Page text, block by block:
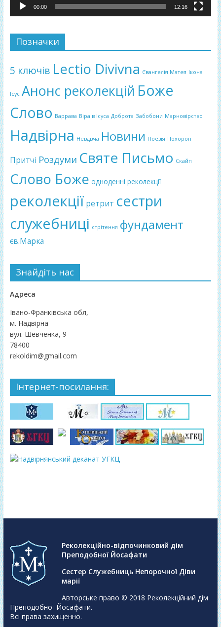
00:00 12:16
Позначки
5 ключів Lectio Divivna Євангелія Матея Ікона
Ісус Анонс реколекцій Боже
Слово Варрава Віра в Ісуса Доброта Забобони Марновірство
Надвірна Невдвча Новини Поезія Похорон
Притчі Роздуми Святе Письмо Скайп
Слово Боже одноденні реколекції
реколекції ретрит сестри
служебниці стрітення фундамент
єв.Марка
Знайдіть нас
Адреса
Івано-Франківська обл,
м. Надвірна
вул. Шевченка, 9
78400
rekoldim@gmail.com
Інтернет-посилання:
Реколекційно-відпочинковий дім
Преподобної Йосафати
Сестер Служебниць Непорочної Діви
марії
Авторське право © 2018 Реколекційний дім
Преподобної Йосафати.
Всі права захищенно.